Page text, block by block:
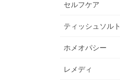
セルフケア
ティッシュソルト
ホメオパシー
レメディ